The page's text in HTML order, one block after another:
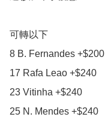
可轉以下
8 B. Fernandes +$200
17 Rafa Leao +$240
23 Vitinha +$240
25 N. Mendes +$240